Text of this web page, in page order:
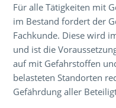
Für alle Tätigkeiten mit
im Bestand fordert der
Fachkunde. Diese wird
und ist die
auf mit Gefahrstoffen
belasteten Standorten
Gefährdung aller